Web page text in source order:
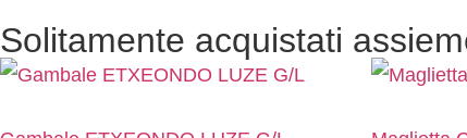
Solitamente acquistati